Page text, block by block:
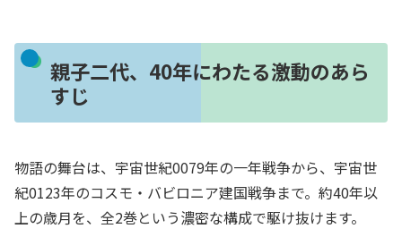
親子二代、40年にわたる激動のあら
すじ
物語の舞台は、宇宙世紀0079年の一年戦争から、宇宙世
紀0123年のコスモ・バビロニア建国戦争まで。約40年以
上の歳月を、全2巻という濃密な構成で駆け抜けます。